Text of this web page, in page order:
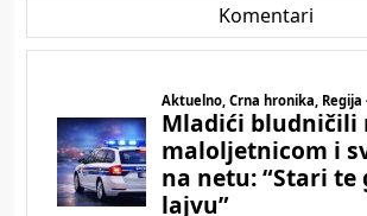
Komentari